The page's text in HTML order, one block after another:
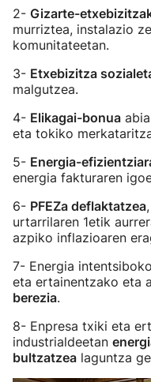
2- Gizarte-
murriztea, instalazio
komunitateetan.
3- Etxebizitza
malgutzea.
4- Elikagai-bonua
eta tokiko
5- Energia-
energia fakturaren
6- PFEZa deflaktatzea
urtarrilaren 1etik
azpiko inflazioaren
7- Energia
eta ertainentzako eta
berezia.
8- Enpresa txiki eta
industrialdeetan
bultzatzea laguntza